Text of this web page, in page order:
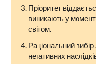
Пріоритет
виникають у момент
світом.
Раціональний
негативних